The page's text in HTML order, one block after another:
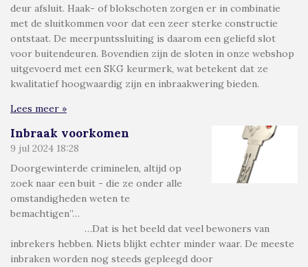
deur afsluit. Haak- of blokschoten zorgen er in combinatie
met de sluitkommen voor dat een zeer sterke constructie
ontstaat. De meerpuntssluiting is daarom een geliefd slot
voor buitendeuren. Bovendien zijn de sloten in onze webshop
uitgevoerd met een SKG keurmerk, wat betekent dat ze
kwalitatief hoogwaardig zijn en inbraakwering bieden.
Lees meer »
Inbraak voorkomen
9 jul 2024 18:28
Doorgewinterde criminelen, altijd op
zoek naar een buit - die ze onder alle
omstandigheden weten te
bemachtigen”…
…Dat is het beeld dat veel bewoners van
inbrekers hebben. Niets blijkt echter minder waar. De meeste
inbraken worden nog steeds gepleegd door